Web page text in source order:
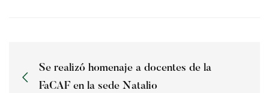
Se realizó homenaje a docentes de la
FaCAF en la sede Natalio